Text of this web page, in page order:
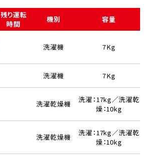
残り運転
時間
機別 容量
洗濯機 7Kg
洗濯機 7Kg
洗濯乾燥機
洗濯：17kg／洗濯乾
燥：10kg
洗濯乾燥機
洗濯：17kg／洗濯乾
燥：10kg